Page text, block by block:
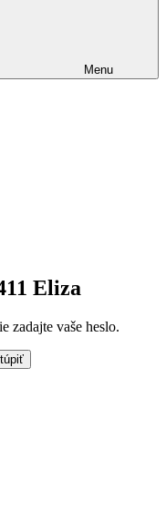
Menu
Eliza
zadajte vaše heslo.